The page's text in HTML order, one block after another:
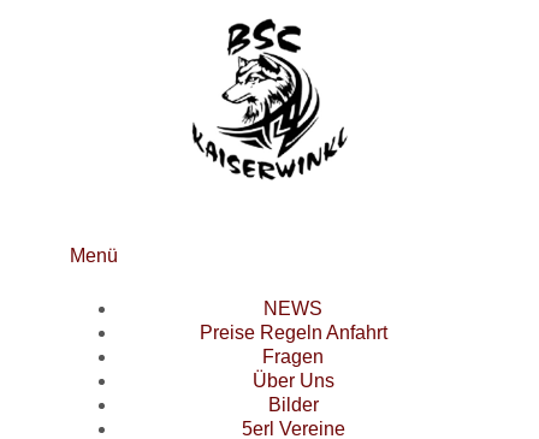
Menü
NEWS
Preise Regeln Anfahrt
Fragen
Über Uns
Bilder
5erl Vereine